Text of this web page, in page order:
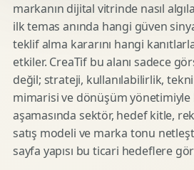
markanın dijital vitrinde nasıl
ilk temas anında hangi güven
teklif alma kararını hangi
etkiler. CreaTif bu alanı sadece
değil; strateji, kullanılabilirlik,
mimarisi ve dönüşüm yönetimiyle
aşamasında sektör, hedef kitle,
satış modeli ve marka tonu
sayfa yapısı bu ticari hedeflere